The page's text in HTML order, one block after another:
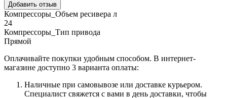
Добавить отзыв
Компрессоры_Объем ресивера л
24
Компрессоры_Тип привода
Прямой
Оплачивайте покупки удобным способом. В интернет-
магазине доступно 3 варианта оплаты:
Наличные при самовывозе или доставке курьером.
Специалист свяжется с вами в день доставки, чтобы